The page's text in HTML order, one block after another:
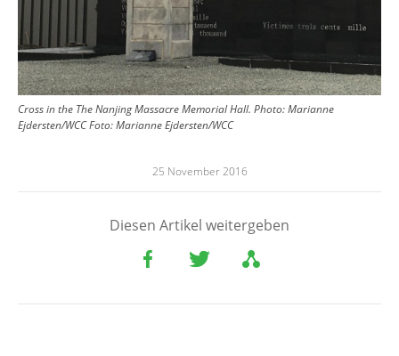
Cross in the The Nanjing Massacre Memorial Hall. Photo: Marianne
Ejdersten/WCCFoto:Marianne Ejdersten/WCC
25 November 2016
Diesen Artikel weitergeben